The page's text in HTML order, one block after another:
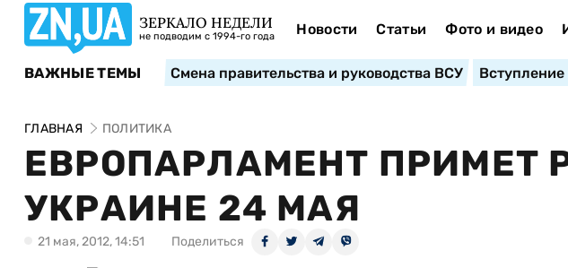
ЗЕРКАЛО НЕДЕЛИ
не подводим с 1994-го года Новости Статьи Фото и видео
ВАЖНЫЕ ТЕМЫ Смена правительства и руководства ВСУ
ГЛАВНАЯ ПОЛИТИКА
ЕВРОПАРЛАМЕНТ ПРИМЕТ
УКРАИНЕ 24 МАЯ
21 мая, 2012, 14:51 Поделиться